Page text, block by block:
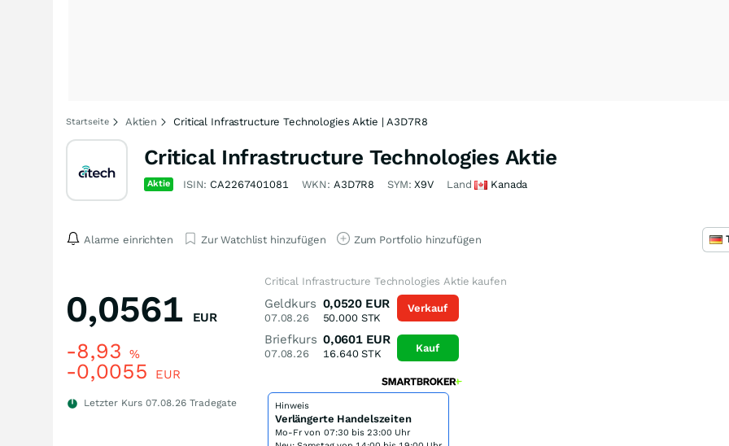
Startseite Aktien Critical Infrastructure Technologies Aktie | A3D7R8
Critical Infrastructure Technologies Aktie
Aktie ISIN: CA2267401081 WKN: A3D7R8 SYM:X9V Land Kanada
Alarme einrichten Zur Watchlist hinzufügen Zum Portfolio hinzufügen
0,0561 EUR
-8,93 %
-0,0055 EUR
Letzter Kurs 07.08.26 Tradegate
Critical Infrastructure Technologies Aktie kaufen
Geldkurs
07.08.26
0,0520 EUR
50.000STK
Briefkurs
07.08.26
0,0601 EUR
16.640STK
Verkauf
Kauf
Hinweis
Verlängerte Handelszeiten
Mo-Fr von 07:30 bis 23:00 Uhr